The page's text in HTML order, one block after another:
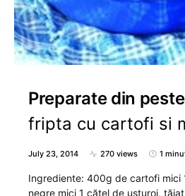
Preparate din peste
fripta cu cartofi si
July 23, 2014 270 views 1
Ingrediente: 400g de cartofi mici
negre mici 1 căţel de usturoi,